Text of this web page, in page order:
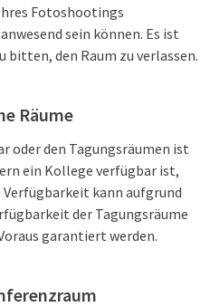
Fotoshootings
sein können. Es ist
den Raum zu verlassen.
Räume
oder den Tagungsräumen ist
ein Kollege verfügbar ist,
Verfügbarkeit kann aufgrund
der Tagungsräume
garantiert werden.